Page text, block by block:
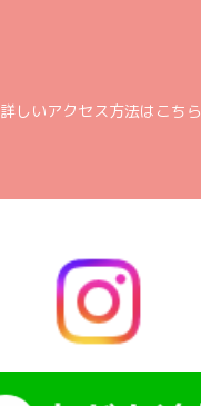
詳しいアクセス方法はこちら